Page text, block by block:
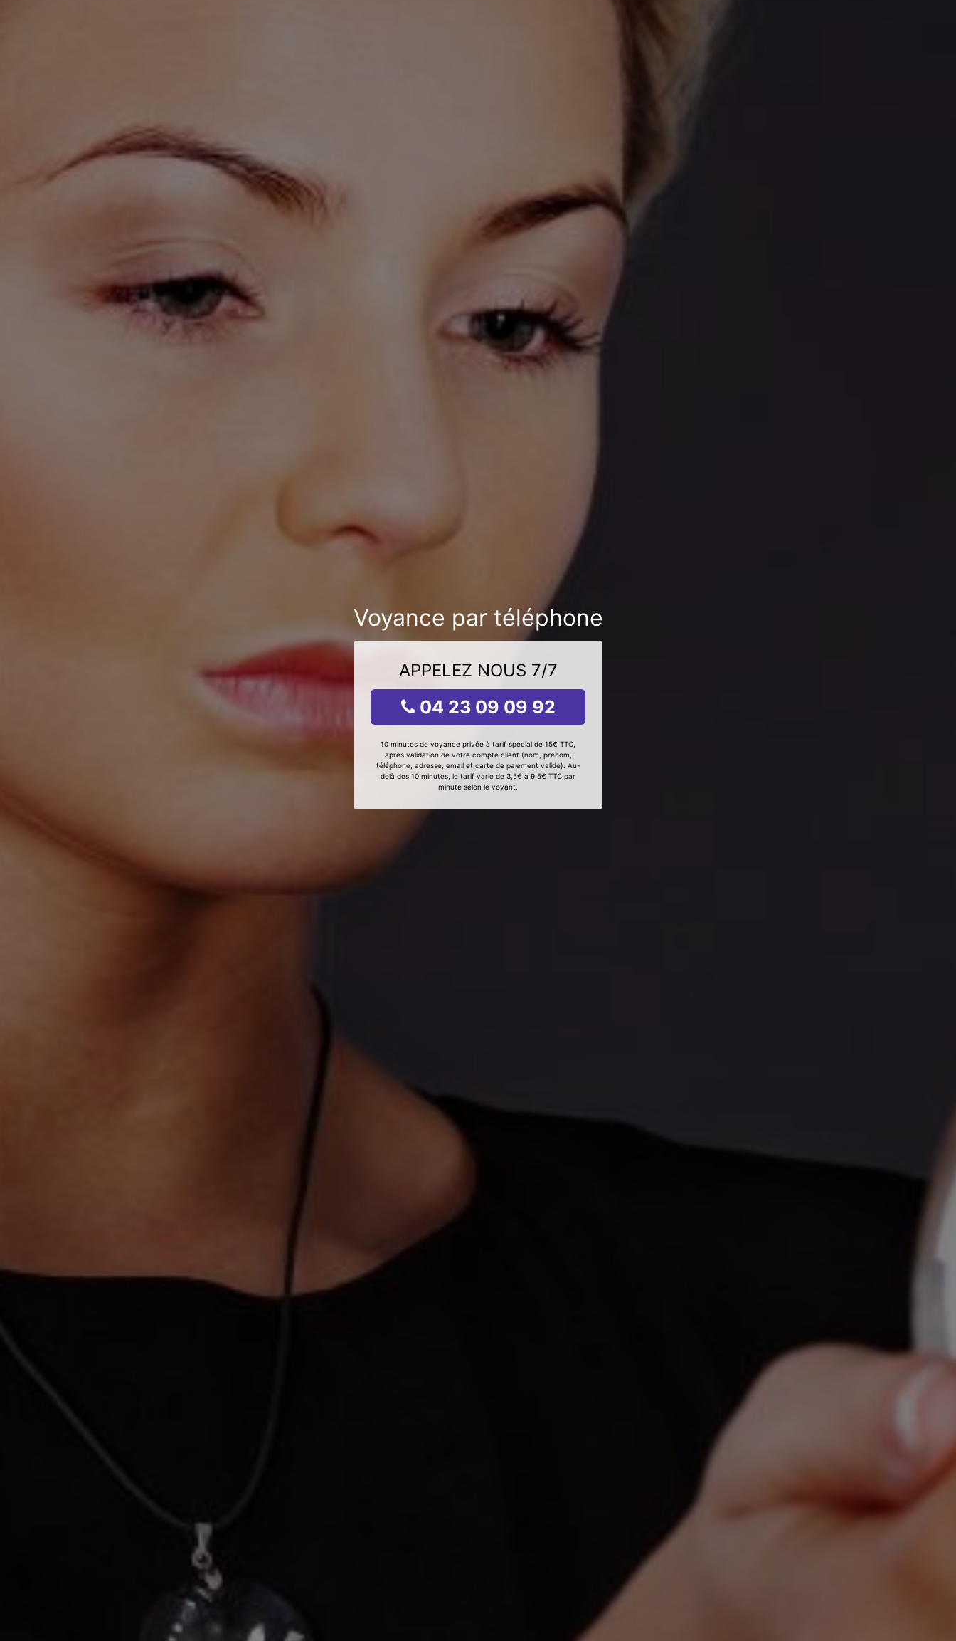
Voyance par téléphone
APPELEZ NOUS 7/7
04 23 09 09 92
10 minutes de voyance privée à tarif spécial de 15€ TTC,
après validation de votre compte client (nom, prénom,
téléphone, adresse, email et carte de paiement valide). Au-
delà des 10 minutes, le tarif varie de 3,5€ à 9,5€ TTC par
minute selon le voyant.